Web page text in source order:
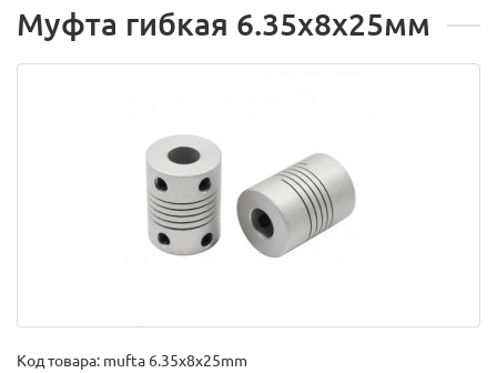
Муфта гибкая 6.35x8x25мм
Код товара: mufta 6.35x8x25mm